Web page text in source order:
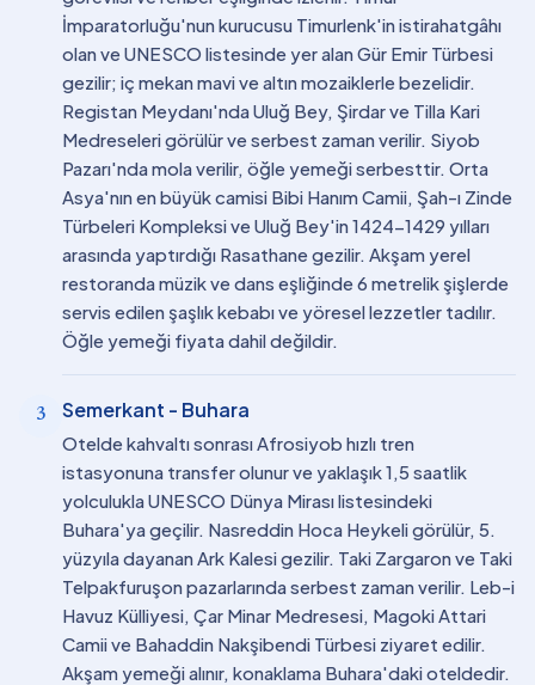
İmparatorluğu'nun kurucusu Timurlenk'in istirahatgâhı
olan ve UNESCO listesinde yer alan Gür Emir Türbesi
gezilir; iç mekan mavi ve altın mozaiklerle bezelidir.
Registan Meydanı'nda Uluğ Bey, Şirdar ve Tilla Kari
Medreseleri görülür ve serbest zaman verilir. Siyob
Pazarı'nda mola verilir, öğle yemeği serbesttir. Orta
Asya'nın en büyük camisi Bibi Hanım Camii, Şah-ı Zinde
Türbeleri Kompleksi ve Uluğ Bey'in 1424-1429 yılları
arasında yaptırdığı Rasathane gezilir. Akşam yerel
restoranda müzik ve dans eşliğinde 6 metrelik şişlerde
servis edilen şaşlık kebabı ve yöresel lezzetler tadılır.
Öğle yemeği fiyata dahil değildir.
3 Semerkant - Buhara
Otelde kahvaltı sonrası Afrosiyob hızlı tren
istasyonuna transfer olunur ve yaklaşık 1,5 saatlik
yolculukla UNESCO Dünya Mirası listesindeki
Buhara'ya geçilir. Nasreddin Hoca Heykeli görülür, 5.
yüzyıla dayanan Ark Kalesi gezilir. Taki Zargaron ve Taki
Telpakfuruşon pazarlarında serbest zaman verilir. Leb-i
Havuz Külliyesi, Çar Minar Medresesi, Magoki Attari
Camii ve Bahaddin Nakşibendi Türbesi ziyaret edilir.
Akşam yemeği alınır, konaklama Buhara'daki oteldedir.